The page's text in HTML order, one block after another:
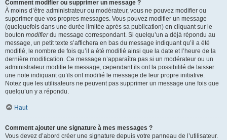
Comment modifier ou supprimer un message ?
À moins d’être administrateur ou modérateur, vous ne pouvez modifier ou
supprimer que vos propres messages. Vous pouvez modifier un message
(quelquefois dans une durée limitée après sa publication) en cliquant sur le
bouton modifierdu message correspondant. Si quelqu’un a déjà répondu au
message, un petit texte s’affichera en bas du message indiquant qu’il a été
modifié, le nombre de fois qu’il a été modifié ainsi que la date et l’heure de la
dernière modification. Ce message n’apparaîtra pas si un modérateur ou un
administrateur modifie le message, cependant ils ont la possibilité de laisser
une note indiquant qu’ils ont modifié le message de leur propre initiative.
Notez que les utilisateurs ne peuvent pas supprimer un message une fois que
quelqu’un y a répondu.
Haut
Comment ajouter une signature à mes messages ?
Vous devez d’abord créer une signature depuis votre panneau de l’utilisateur.